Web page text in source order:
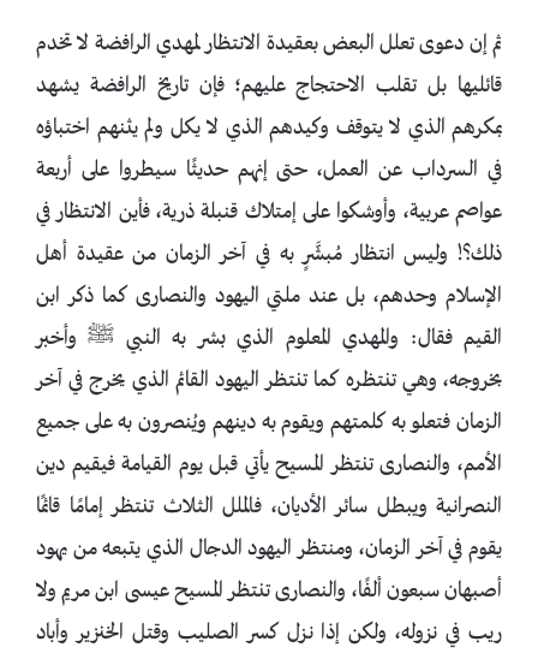
ثم إن دعوى تعلل البعض بعقيدة الانتظار لمهدي الرافضة لا تخدم
قائليها بل تقلب الاحتجاج عليهم؛ فإن تاريخ الرافضة يشهد
بمكرهم الذي لا يتوقف وكيدهم الذي لا يكل ولم يثنهم اختباؤه
في السرداب عن العمل، حتى إنهم حديثًا سيطروا على أربعة
عواصم عربية، وأوشكوا على إمتلاك قنبلة ذرية، فأين الانتظار في
ذلك؟! وليس انتظار مُبشَّرٍ به في آخر الزمان من عقيدة أهل
الإسلام وحدهم، بل عند ملتي اليهود والنصارى كما ذكر ابن
القيم فقال: والمهدي المعلوم الذي بشر به النبي ﷺ وأخبر
بخروجه، وهي تنتظره كما تنتظر اليهود القائم الذي يخرج في آخر
الزمان فتعلو به كلمتهم ويقوم به دينهم ويُنصرون به على جميع
الأمم، والنصارى تنتظر المسيح يأتي قبل يوم القيامة فيقيم دين
النصرانية ويبطل سائر الأديان، فالملل الثلاث تنتظر إمامًا قائمًا
يقوم في آخر الزمان، ومنتظر اليهود الدجال الذي يتبعه من يهود
أصبهان سبعون ألفًا، والنصارى تنتظر المسيح عيسى ابن مريم ولا
ريب في نزوله، ولكن إذا نزل كسر الصليب وقتل الخنزير وأباد